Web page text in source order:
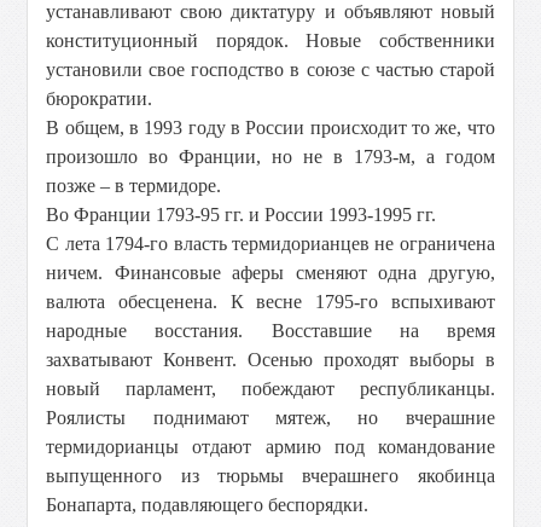
устанавливают свою диктатуру и объявляют новый
конституционный порядок. Новые собственники
установили свое господство в союзе с частью старой
бюрократии.
В общем, в 1993 году в России происходит то же, что
произошло во Франции, но не в 1793-м, а годом
позже – в термидоре.
Во Франции 1793-95 гг. и России 1993-1995 гг.
С лета 1794-го власть термидорианцев не ограничена
ничем. Финансовые аферы сменяют одна другую,
валюта обесценена. К весне 1795-го вспыхивают
народные восстания. Восставшие на время
захватывают Конвент. Осенью проходят выборы в
новый парламент, побеждают республиканцы.
Роялисты поднимают мятеж, но вчерашние
термидорианцы отдают армию под командование
выпущенного из тюрьмы вчерашнего якобинца
Бонапарта, подавляющего беспорядки.